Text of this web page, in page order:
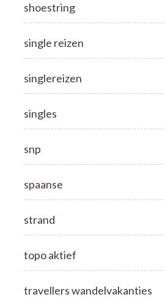
shoestring
single reizen
singlereizen
singles
snp
spaanse
strand
topo aktief
travellers wandelvakanties